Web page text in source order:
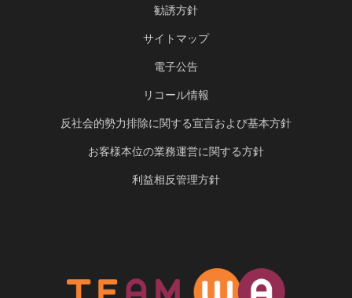
勧誘方針
サイトマップ
電子公告
リコール情報
反社会的勢力排除に関する宣言および基本方針
お客様本位の業務運営に関する方針
利益相反管理方針